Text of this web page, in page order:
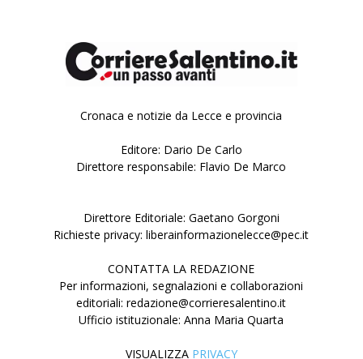
Cronaca e notizie da Lecce e provincia
Editore: Dario De Carlo
Direttore responsabile: Flavio De Marco
Direttore Editoriale: Gaetano Gorgoni
Richieste privacy: liberainformazionelecce@pec.it
CONTATTA LA REDAZIONE
Per informazioni, segnalazioni e collaborazioni
editoriali: redazione@corrieresalentino.it
Ufficio istituzionale: Anna Maria Quarta
VISUALIZZA PRIVACY